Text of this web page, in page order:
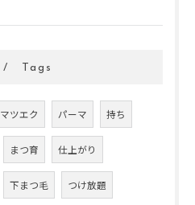
Tags
マツエク パーマ 持ち
まつ育 仕上がり
下まつ毛 つけ放題